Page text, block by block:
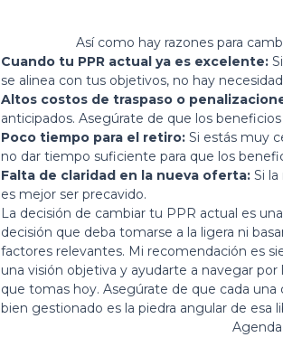
Así como hay razones para
Cuando tu PPR actual ya es excelente:
se alinea con tus objetivos, no hay
Altos costos de traspaso o
anticipados. Asegúrate de que los
Poco tiempo para el retiro: Si estás muy
no dar tiempo suficiente para que los
Falta de claridad en la nueva oferta: Si
es mejor ser precavido.
La decisión de cambiar tu PPR actual es
decisión que deba tomarse a la ligera ni
factores relevantes. Mi recomendación es
una visión objetiva y ayudarte a navegar
que tomas hoy. Asegúrate de que cada
bien gestionado es la piedra angular de esa